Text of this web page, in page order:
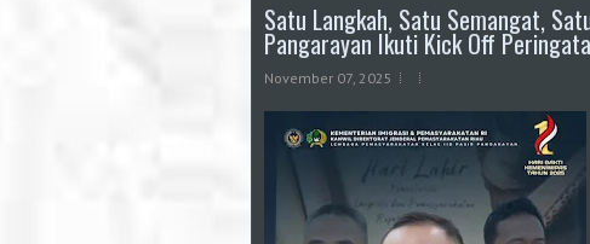
Satu Langkah, Satu Semangat,
Pangarayan Ikuti Kick Off
November 07, 2025